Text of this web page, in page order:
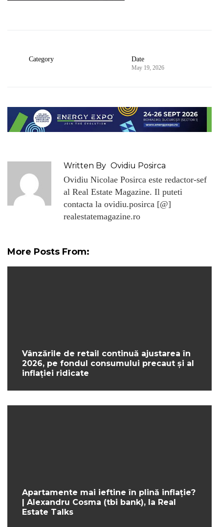
Category Date
May 19, 2026
Written By Ovidiu Posirca
Ovidiu Nicolae Posirca este redactor-sef
al Real Estate Magazine. Il puteti
contacta la ovidiu.posirca [@]
realestatemagazine.ro
More Posts From:
Vânzările de retail continuă ajustarea în
2026, pe fondul consumului precaut și al
inflației ridicate
Apartamente mai ieftine în plină inflație?
| Alexandru Cosma (tbi bank), la Real
Estate Talks